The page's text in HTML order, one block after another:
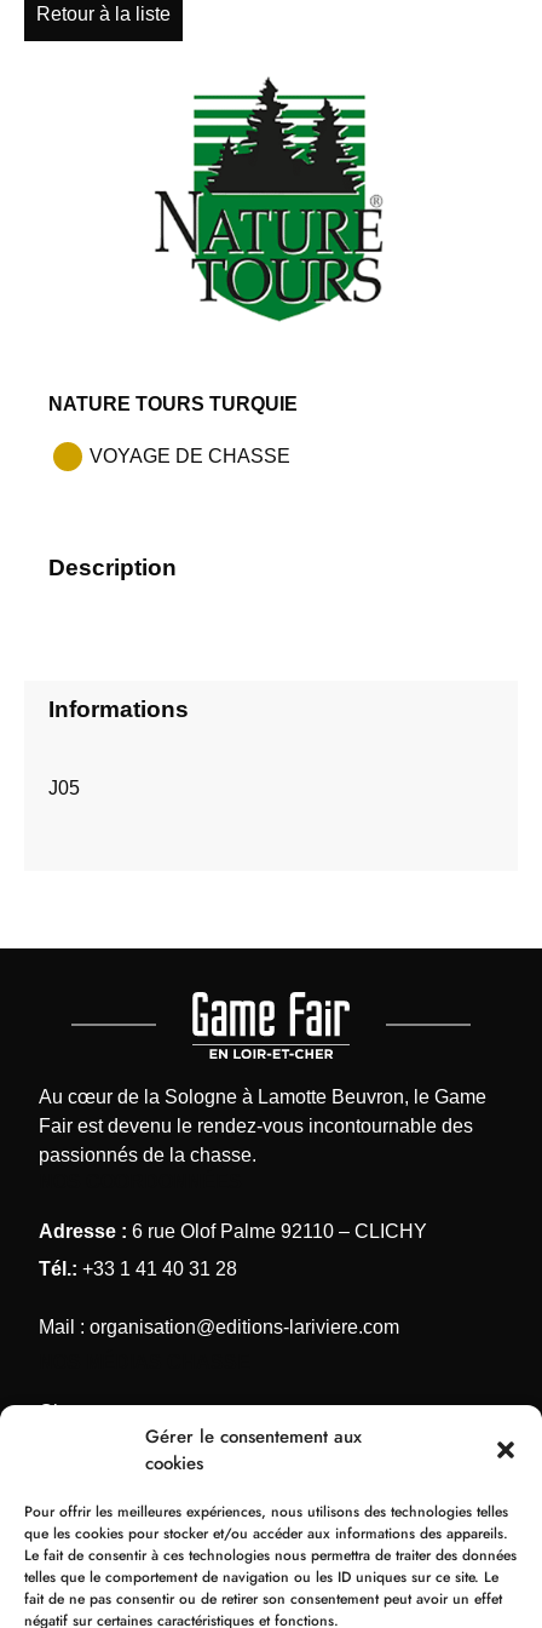
Gérer le consentement aux
cookies
Pour offrir les meilleures expériences, nous utilisons des technologies telles
que les cookies pour stocker et/ou accéder aux informations des appareils.
Le fait de consentir à ces technologies nous permettra de traiter des données
telles que le comportement de navigation ou les ID uniques sur ce site. Le
fait de ne pas consentir ou de retirer son consentement peut avoir un effet
négatif sur certaines caractéristiques et fonctions.
Retour à la liste
NATURE TOURS TURQUIE
VOYAGE DE CHASSE
Description
Informations
J05
Au cœur de la Sologne à Lamotte Beuvron, le Game
Fair est devenu le rendez-vous incontournable des
passionnés de la chasse.
Adresse : 6 rue Olof Palme 92110 – CLICHY
Tél.: +33 1 41 40 31 28
Mail : organisation@editions-lariviere.com
Chassons.com
Connaissance de la chasse
Armes de Chasse
NOS ORGANISATIONS
Bol d’Or